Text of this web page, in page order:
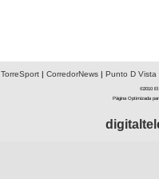
TorreSport| CorredorNews| Punto D Vista
©2010 El
Página Optimizada